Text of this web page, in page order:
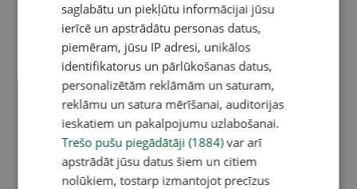
saglabātu un piekļūtu informācijai jūsu
ierīcē un apstrādātu personas datus,
piemēram, jūsu IP adresi, unikālos
identifikatorus un pārlūkošanas datus,
personalizētām reklāmām un saturam,
reklāmu un satura mērīšanai, auditorijas
ieskatiem un pakalpojumu uzlabošanai.
Trešo pušu piegādātāji (1884)var arī
apstrādāt jūsu datus šiem un citiem
nolūkiem, tostarp izmantojot precīzus